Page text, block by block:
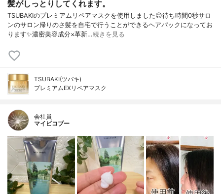
髪がしっとりしてくれます。
TSUBAKIのプレミアムリペアマスクを使用しました😊待ち時間0秒サロ
ンのサロン帰りのさ髪を自宅で行うことができるヘアパックになってお
ります✨濃密美容成分×革新…続きを見る
TSUBAKI(ツバキ)
プレミアムEXリペアマスク
会社員
マイピコブー